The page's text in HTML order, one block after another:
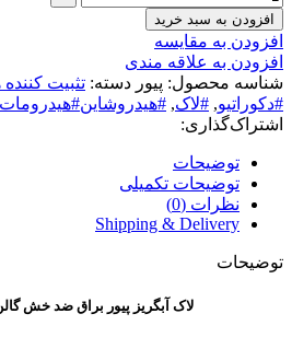
افزودن به سبد خرید
افزودن به مقایسه
افزودن به علاقه مندی
شناسه محصول: پیور دسته: تثبیت کننده
#دکوراتیو, #لاک, #هیدروشاین#هیدرومات
اشتراک‌گذاری:
توضیحات
توضیحات تکمیلی
نظرات (0)
Shipping & Delivery
توضیحات
لاک آبگریز پیور براق ضد خش گالن